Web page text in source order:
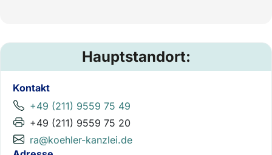
Hauptstandort:
Kontakt
+49 (211) 9559 75 49
+49 (211) 9559 75 20
ra@koehler-kanzlei.de